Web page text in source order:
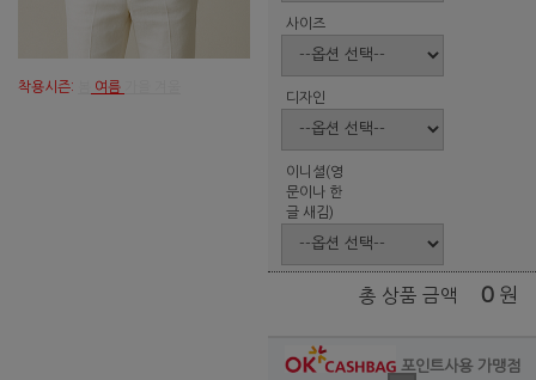
착용시즌: 여름
사이즈
디자인
이니셜(영
문이나 한
글 새김)
총 상품 금액 0 원
포인트사용 가맹점